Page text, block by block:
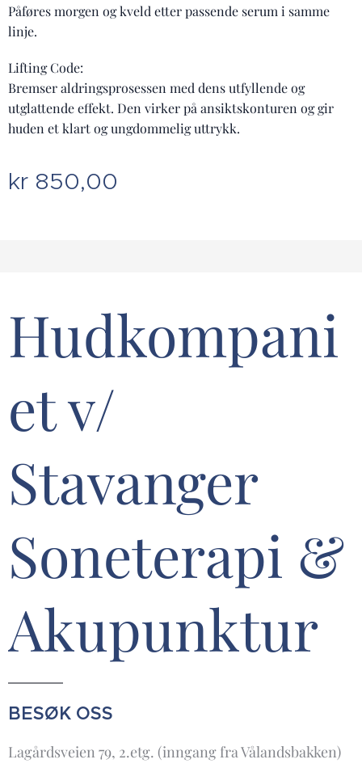
Påføres morgen og kveld etter passende serum i samme
linje.
Lifting Code:
Bremser aldringsprosessen med dens utfyllende og
utglattende effekt. Den virker på ansiktskonturen og gir
huden et klart og ungdommelig uttrykk.
kr 850,00
Hudkompani
et v/
Stavanger
Soneterapi &
Akupunktur
BESØK OSS
Lagårdsveien 79, 2.etg. (inngang fra Vålandsbakken)